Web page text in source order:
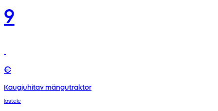
9
€
Kaugjuhitav mängutraktor
lastele